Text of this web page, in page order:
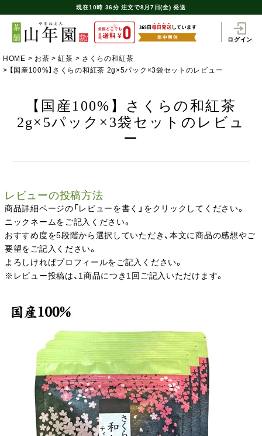
現在10時 36分 注文で8月7日(金) 発送
ログイン
HOME お茶 紅茶
さくらの和紅茶
【国産100%】さくらの和紅茶 2g×5パック×3袋セットのレビュー
【国産100%】さくらの和紅茶
2g×5パック×3袋セットのレビュ
ー
レビューの投稿方法
商品詳細ページの「レビューを書く」をクリックしてください。
ニックネームをご記入ください。
おすすめ度を5段階から選択していただき、本文に商品の感想やご
要望をご記入ください。
よろしければプロフィールをご記入ください。
※レビュー投稿は、1商品につき1回ご記入いただけます。